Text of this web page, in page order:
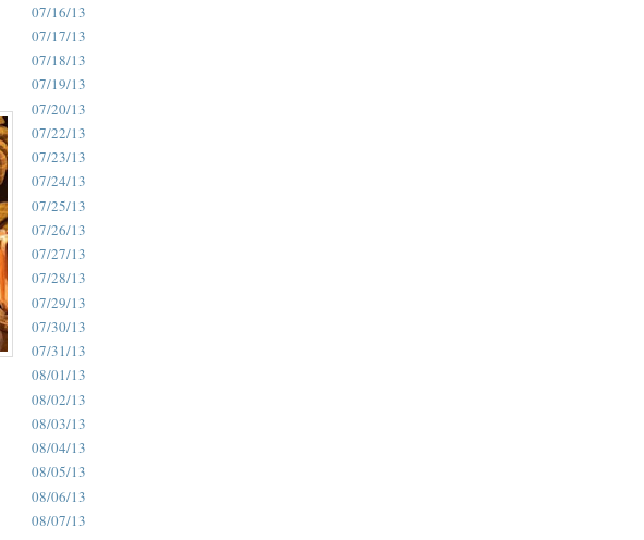
07/16/13
07/17/13
07/18/13
07/19/13
07/20/13
07/22/13
07/23/13
07/24/13
07/25/13
07/26/13
07/27/13
07/28/13
07/29/13
07/30/13
07/31/13
08/01/13
08/02/13
08/03/13
08/04/13
08/05/13
08/06/13
08/07/13